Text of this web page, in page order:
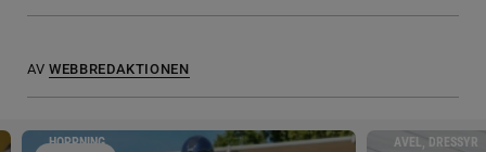
AV WEBBREDAKTIONEN
HOPPNING AVEL, DRESSYR